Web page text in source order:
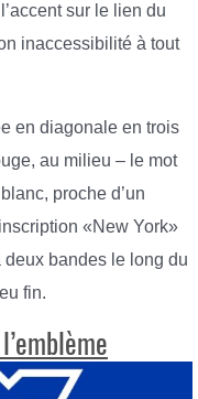
sur le lien du
inaccessibilité à tout
en diagonale en trois
au milieu – le mot
proche d’un
«New York»
deux bandes le long du
fin.